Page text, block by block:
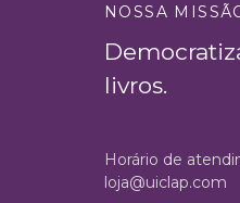
NOSSA
livros.
Horário de
loja@uiclap.com